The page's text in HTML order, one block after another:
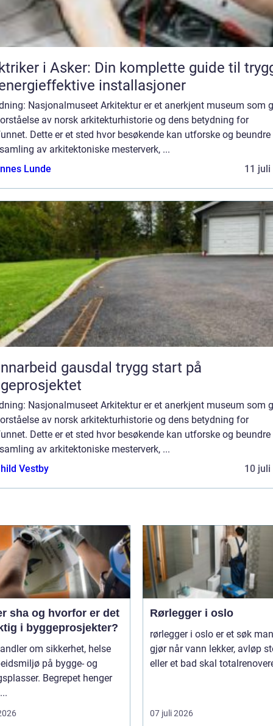
i Asker: Din komplette guide til
installasjoner
Nasjonalmuseet Arkitektur er et anerkjent museum som
av norsk arkitekturhistorie og dens betydning for
Dette er et sted hvor besøkende kan utforske og beundre
av arkitektoniske mesterverk, ...
Lunde
11 juli
gausdal trygg start på
Nasjonalmuseet Arkitektur er et anerkjent museum som
av norsk arkitekturhistorie og dens betydning for
Dette er et sted hvor besøkende kan utforske og beundre
av arkitektoniske mesterverk, ...
Vestby
10 juli
sha og hvorfor er det
i byggeprosjekter?
om sikkerhet, helse
på bygge- og
Begrepet henger
Rørlegger i oslo
rørlegger i oslo er et søk
gjør når vann lekker, avløp
eller et bad skal
07 juli 2026